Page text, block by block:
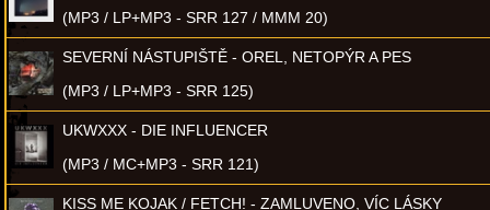
(MP3 / LP+MP3 - SRR 127 / MMM 20)
SEVERNÍ NÁSTUPIŠTĚ - OREL, NETOPÝR A PES
(MP3 / LP+MP3 - SRR 125)
UKWXXX - DIE INFLUENCER
(MP3 / MC+MP3 - SRR 121)
KISS ME KOJAK / FETCH! - ZAMLUVENO, VÍC LÁSKY